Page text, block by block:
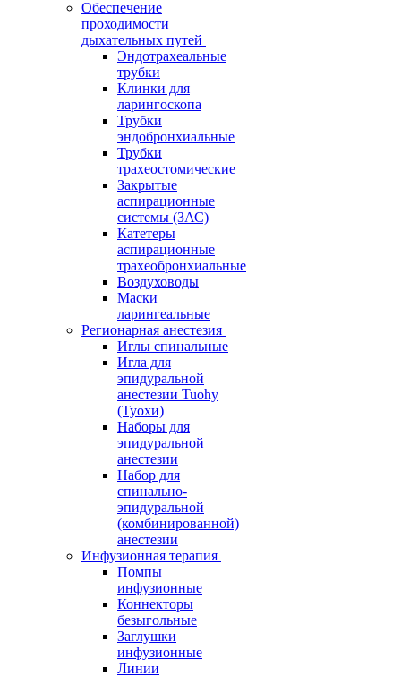
Обеспечение
проходимости
дыхательных путей
Эндотрахеальные
трубки
Клинки для
ларингоскопа
Трубки
эндобронхиальные
Трубки
трахеостомические
Закрытые
аспирационные
системы (ЗАС)
Катетеры
аспирационные
трахеобронхиальные
Воздуховоды
Маски
ларингеальные
Регионарная анестезия
Иглы спинальные
Игла для
эпидуральной
анестезии Tuohy
(Туохи)
Наборы для
эпидуральной
анестезии
Набор для
спинально-
эпидуральной
(комбинированной)
анестезии
Инфузионная терапия
Помпы
инфузионные
Коннекторы
безыгольные
Заглушки
инфузионные
Линии